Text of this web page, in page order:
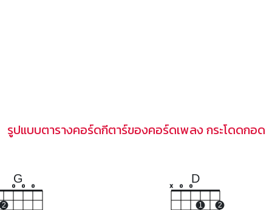
รูปแบบตารางคอร์ดกีตาร์ของคอร์ดเพลง กระโดดกอด
G
2
o o o
D
x o o
1
2